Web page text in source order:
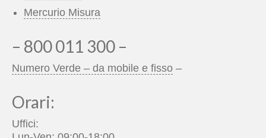
Mercurio Misura
– 800 011 300 –
Numero Verde – da mobile e fisso –
Orari:
Uffici: